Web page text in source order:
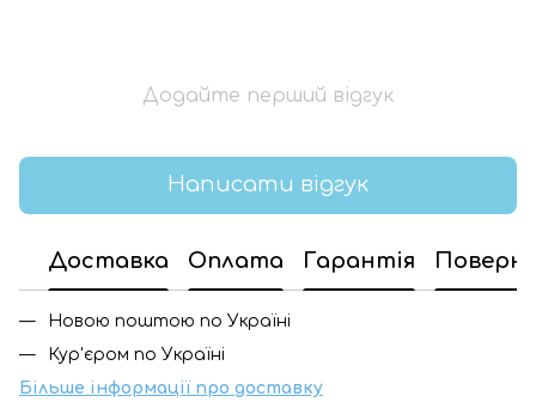
Додайте перший відгук
Написати відгук
Доставка Оплата Гарантія
Новою поштою по Україні
Кур'єром по Україні
Більше інформації про доставку